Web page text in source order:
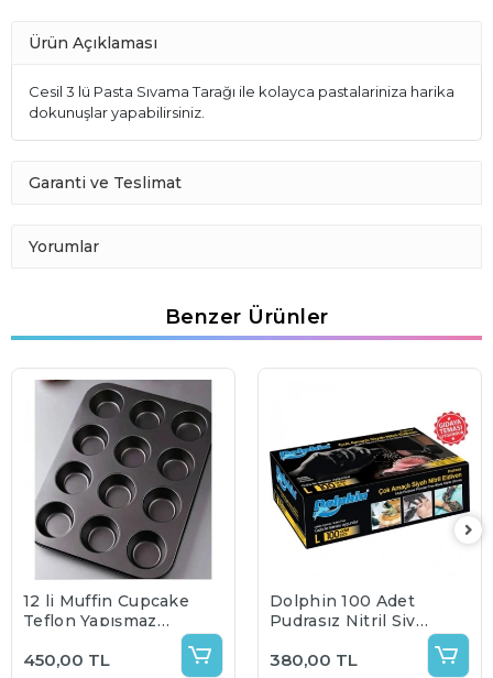
Ürün Açıklaması
Cesil 3 lü Pasta Sıvama Tarağı ile kolayca pastalariniza harika
dokunuşlar yapabilirsiniz.
Garanti ve Teslimat
Yorumlar
Benzer Ürünler
12 li Muffin Cupcake
Teflon Yapışmaz
450,00 TL
Dolphin 100 Adet
Pudrasız Nitril Siyah
380,00 TL